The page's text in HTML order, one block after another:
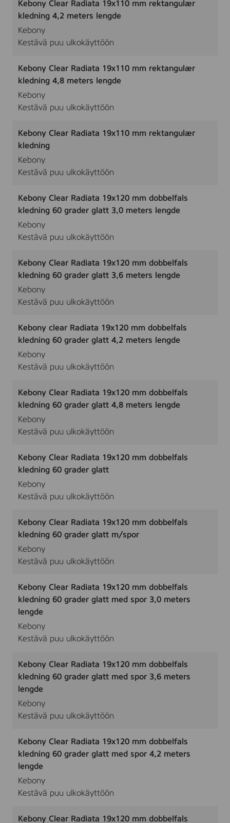
Kebony Clear Radiata 19x110 mm rektangulær
kledning 4,2 meters lengde
Kebony
Kestävä puu ulkokäyttöön
Kebony Clear Radiata 19x110 mm rektangulær
kledning 4,8 meters lengde
Kebony
Kestävä puu ulkokäyttöön
Kebony Clear Radiata 19x110 mm rektangulær
kledning
Kebony
Kestävä puu ulkokäyttöön
Kebony Clear Radiata 19x120 mm dobbelfals
kledning 60 grader glatt 3,0 meters lengde
Kebony
Kestävä puu ulkokäyttöön
Kebony Clear Radiata 19x120 mm dobbelfals
kledning 60 grader glatt 3,6 meters lengde
Kebony
Kestävä puu ulkokäyttöön
Kebony clear Radiata 19x120 mm dobbelfals
kledning 60 grader glatt 4,2 meters lengde
Kebony
Kestävä puu ulkokäyttöön
Kebony Clear Radiata 19x120 mm dobbelfals
kledning 60 grader glatt 4,8 meters lengde
Kebony
Kestävä puu ulkokäyttöön
Kebony Clear Radiata 19x120 mm dobbelfals
kledning 60 grader glatt
Kebony
Kestävä puu ulkokäyttöön
Kebony Clear Radiata 19x120 mm dobbelfals
kledning 60 grader glatt m/spor
Kebony
Kestävä puu ulkokäyttöön
Kebony Clear Radiata 19x120 mm dobbelfals
kledning 60 grader glatt med spor 3,0 meters
lengde
Kebony
Kestävä puu ulkokäyttöön
Kebony Clear Radiata 19x120 mm dobbelfals
kledning 60 grader glatt med spor 3,6 meters
lengde
Kebony
Kestävä puu ulkokäyttöön
Kebony Clear Radiata 19x120 mm dobbelfals
kledning 60 grader glatt med spor 4,2 meters
lengde
Kebony
Kestävä puu ulkokäyttöön
Kebony Clear Radiata 19x120 mm dobbelfals